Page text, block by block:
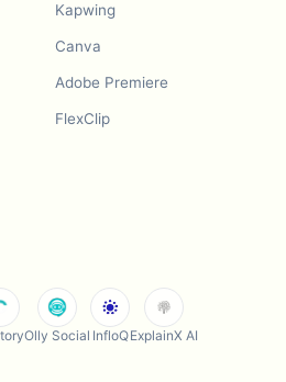
Kapwing
Canva
Adobe Premiere
FlexClip
Olly Social InfloQExplainX AI